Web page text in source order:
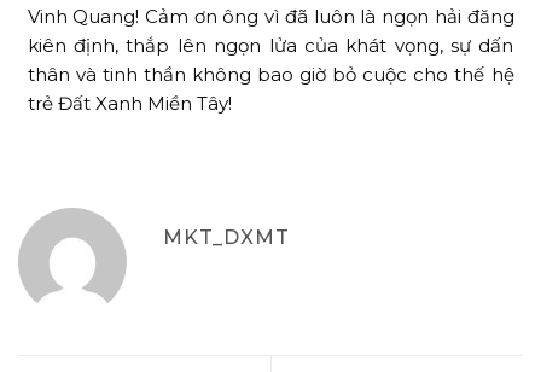
Vinh Quang! Cảm ơn ông vì đã luôn là ngọn hải đăng
kiên định, thắp lên ngọn lửa của khát vọng, sự dấn
thân và tinh thần không bao giờ bỏ cuộc cho thế hệ
trẻ Đất Xanh Miền Tây!
MKT_DXMT